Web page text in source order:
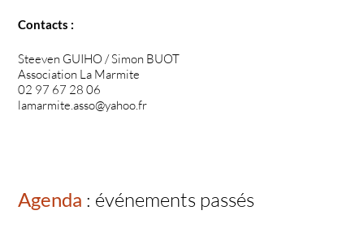
Contacts :
Steeven GUIHO / Simon BUOT
Association La Marmite
02 97 67 28 06
lamarmite.asso@yahoo.fr
Agenda : événements passés